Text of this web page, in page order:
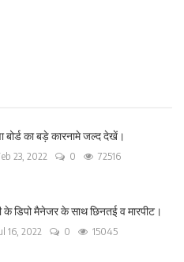
बोर्ड का बड़े कारनामे जल्द देखें।
23, 2022 0 72516
के डिपो मैनेजर के साथ छिनतई व मारपीट।
16, 2022 0 15045